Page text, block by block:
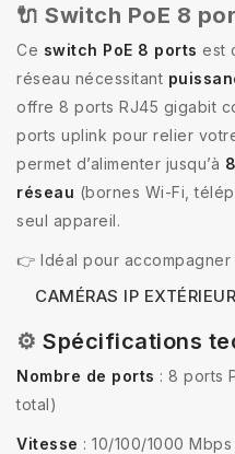
🔌 Switch PoE 8
Ce switch PoE 8 ports est
réseau nécessitant
offre 8 ports RJ45 gigabit
ports uplink pour relier
permet d’alimenter jusqu’à
réseau (bornes Wi-Fi,
seul appareil.
👉 Idéal pour accompagner
CAMÉRAS IP
⚙️ Spécifications
Nombre de ports : 8 ports
total)
Vitesse : 10/100/1000